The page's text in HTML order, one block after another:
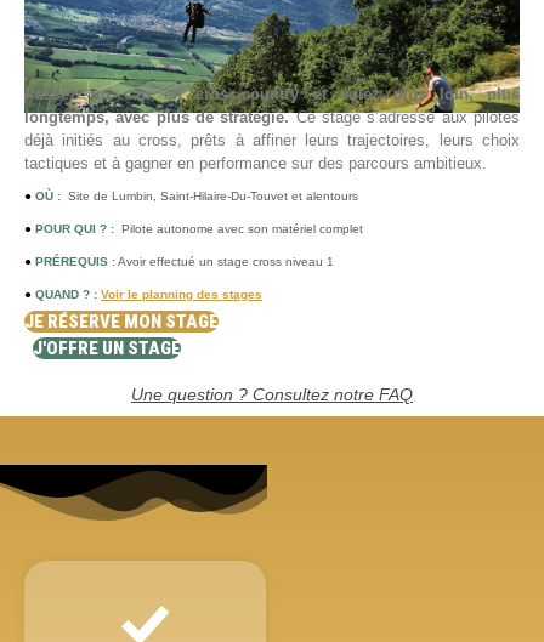
Passez un cap en cross-country et volez plus loin, plus
longtemps, avec plus de stratégie.Ce stage s’adresse aux pilotes
déjà initiés au cross, prêts à affiner leurs trajectoires, leurs choix
tactiques et à gagner en performance sur des parcours ambitieux.
● OÙ : Site de Lumbin, Saint-Hilaire-Du-Touvet et alentours
● POUR QUI ? : Pilote autonome avec son matériel complet
● PRÉREQUIS :Avoir effectué un stage cross niveau 1
● QUAND ? : Voir le planning des stages
JE RÉSERVE MON STAGE
J'OFFRE UN STAGE
Une question ? Consultez notre FAQ